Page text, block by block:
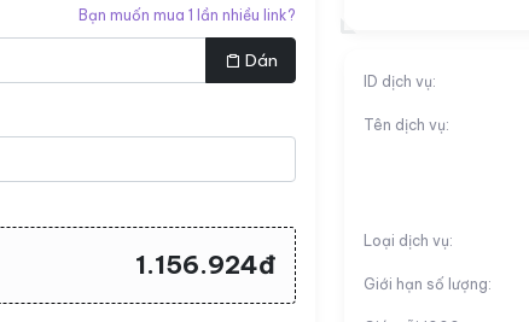
Bạn muốn mua 1 lần nhiều link?
Dán
1.156.924đ
ID dịch vụ:
Tên dịch vụ:
Loại dịch vụ:
Giới hạn số lượng: